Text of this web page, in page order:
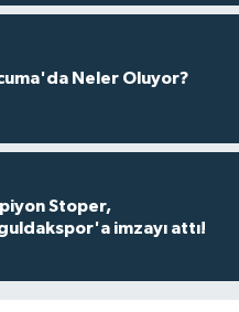
Neler Oluyor?
Stoper,
imzayı attı!